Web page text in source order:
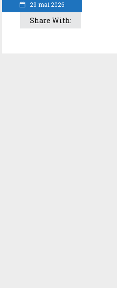
29 mai 2026
Share With: